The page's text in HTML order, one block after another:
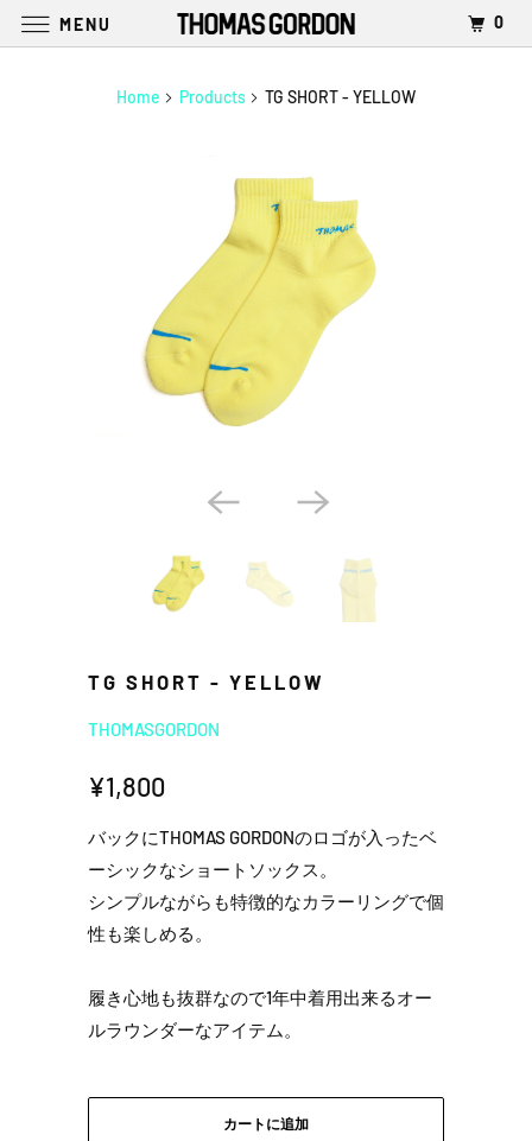
Home Products TG SHORT - YELLOW
TG SHORT - YELLOW
THOMASGORDON
¥1,800
バックにTHOMAS GORDONのロゴが入ったベ
ーシックなショートソックス。
シンプルながらも特徴的なカラーリングで個
性も楽しめる。
履き心地も抜群なので1年中着用出来るオー
ルラウンダーなアイテム。
カートに追加
MENU 0